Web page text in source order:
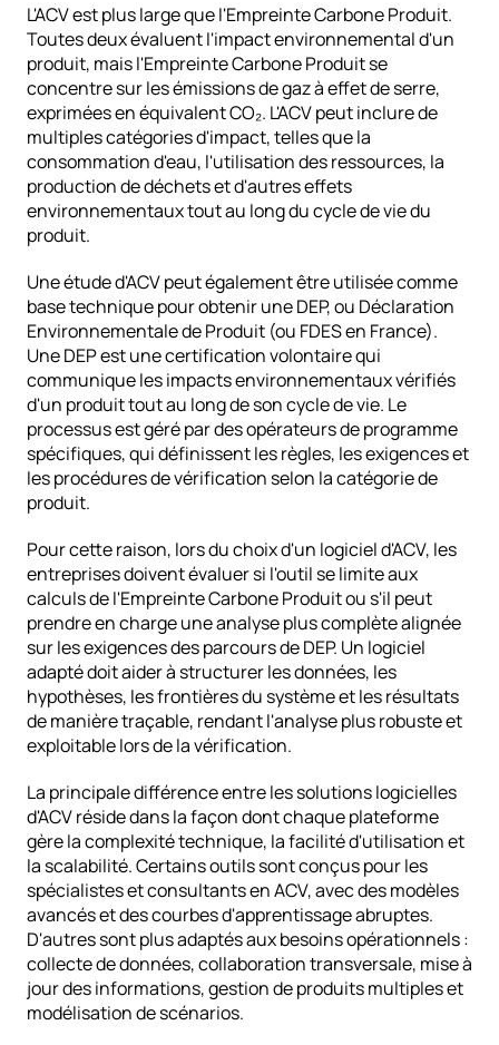
L'ACV est plus large que l'Empreinte Carbone Produit.
Toutes deux évaluent l'impact environnemental d'un
produit, mais l'Empreinte Carbone Produit se
concentre sur les émissions de gaz à effet de serre,
exprimées en équivalent CO₂. L'ACV peut inclure de
multiples catégories d'impact, telles que la
consommation d'eau, l'utilisation des ressources, la
production de déchets et d'autres effets
environnementaux tout au long du cycle de vie du
produit.
Une étude d'ACV peut également être utilisée comme
base technique pour obtenir une DEP, ou Déclaration
Environnementale de Produit (ou FDES en France).
Une DEP est une certification volontaire qui
communique les impacts environnementaux vérifiés
d'un produit tout au long de son cycle de vie. Le
processus est géré par des opérateurs de programme
spécifiques, qui définissent les règles, les exigences et
les procédures de vérification selon la catégorie de
produit.
Pour cette raison, lors du choix d'un logiciel d'ACV, les
entreprises doivent évaluer si l'outil se limite aux
calculs de l'Empreinte Carbone Produit ou s'il peut
prendre en charge une analyse plus complète alignée
sur les exigences des parcours de DEP. Un logiciel
adapté doit aider à structurer les données, les
hypothèses, les frontières du système et les résultats
de manière traçable, rendant l'analyse plus robuste et
exploitable lors de la vérification.
La principale différence entre les solutions logicielles
d'ACV réside dans la façon dont chaque plateforme
gère la complexité technique, la facilité d'utilisation et
la scalabilité. Certains outils sont conçus pour les
spécialistes et consultants en ACV, avec des modèles
avancés et des courbes d'apprentissage abruptes.
D'autres sont plus adaptés aux besoins opérationnels :
collecte de données, collaboration transversale, mise à
jour des informations, gestion de produits multiples et
modélisation de scénarios.